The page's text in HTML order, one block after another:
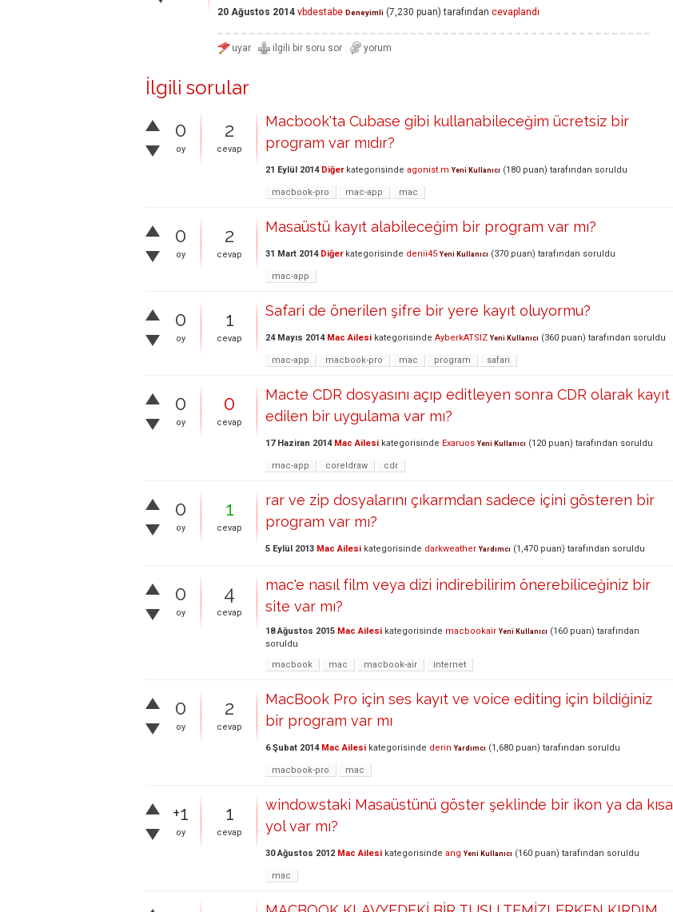
20 Ağustos 2014 vbdestabe Deneyimli (7,230 puan) tarafından cevaplandı
İlgili sorular
0
oy
2
cevap
Macbook'ta Cubase gibi kullanabileceğim ücretsiz bir
program var mıdır?
21 Eylül 2014 Diğerkategorisinde agonist.m Yeni Kullanıcı (180 puan) tarafından soruldu
macbook-pro mac-app mac
0
oy
2
cevap
Masaüstü kayıt alabileceğim bir program var mı?
31 Mart 2014 Diğerkategorisinde denii45 Yeni Kullanıcı (370 puan) tarafından soruldu
mac-app
0
oy
1
cevap
Safari de önerilen şifre bir yere kayıt oluyormu?
24 Mayıs 2014 Mac Ailesi kategorisinde AyberkATSIZ Yeni Kullanıcı (360 puan) tarafından soruldu
mac-app macbook-pro mac program safari
0
oy
0
cevap
Macte CDR dosyasını açıp editleyen sonra CDR olarak kayıt
edilen bir uygulama var mı?
17 Haziran 2014 Mac Ailesi kategorisinde Exaruos Yeni Kullanıcı (120 puan) tarafından soruldu
mac-app coreldraw cdr
0
oy
1
cevap
rar ve zip dosyalarını çıkarmdan sadece içini gösteren bir
program var mı?
5 Eylül 2013 Mac Ailesi kategorisinde darkweather Yardımcı (1,470 puan) tarafından soruldu
0
oy
4
cevap
mac'e nasıl film veya dizi indirebilirim önerebiliceğiniz bir
site var mı?
18 Ağustos 2015 Mac Ailesi kategorisinde macbookair Yeni Kullanıcı (160 puan) tarafından
soruldu
macbook
mac macbook-air internet
0
oy
2
cevap
MacBook Pro için ses kayıt ve voice editing için bildiğiniz
bir program var mı
6 Şubat 2014 Mac Ailesi kategorisinde derin Yardımcı (1,680 puan) tarafından soruldu
macbook-pro mac
+1
oy
1
cevap
windowstaki Masaüstünü göster şeklinde bir ikon ya da kısa
yol var mı?
30 Ağustos 2012 Mac Ailesi kategorisinde ang Yeni Kullanıcı (160 puan) tarafından soruldu
mac